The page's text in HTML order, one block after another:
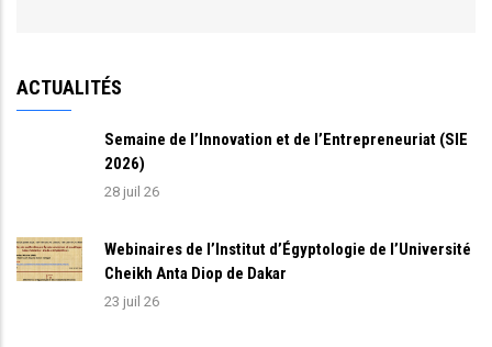
ACTUALITÉS
Semaine de l’Innovation et de l’Entrepreneuriat (SIE
2026)
28 juil 26
Webinaires de l’Institut d’Égyptologie de l’Université
Cheikh Anta Diop de Dakar
23 juil 26